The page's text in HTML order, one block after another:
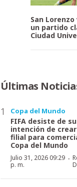
San
un partido
Ciudad
Últimas
Copa del Mundo
FIFA desiste de su
intención de
filial para
Copa del Mundo
Julio 31, 2026 09:29
p. m.
·